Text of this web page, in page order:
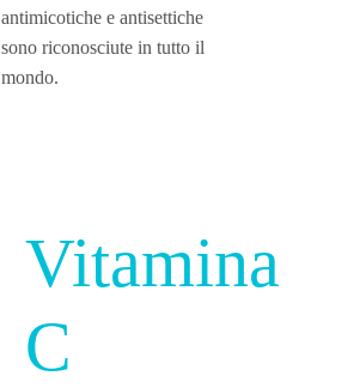
antimicotiche e antisettiche
sono riconosciute in tutto il
mondo.
Vitamina
C